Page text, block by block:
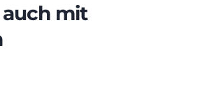
auch mit